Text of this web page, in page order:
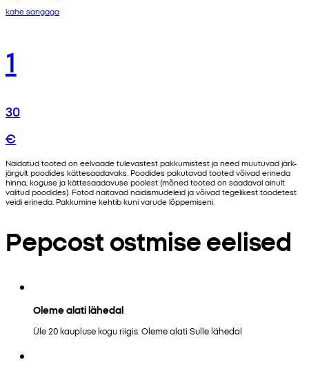
kahe sangaga
1
30
€
Näidatud tooted on eelvaade tulevastest pakkumistest ja need muutuvad järk-
järgult poodides kättesaadavaks. Poodides pakutavad tooted võivad erineda
hinna, koguse ja kättesaadavuse poolest (mõned tooted on saadaval ainult
valitud poodides). Fotod näitavad näidismudeleid ja võivad tegelikest toodetest
veidi erineda. Pakkumine kehtib kuni varude lõppemiseni.
Pepcost ostmise eelised
Oleme alati lähedal
Üle 20 kaupluse kogu riigis. Oleme alati Sulle lähedal